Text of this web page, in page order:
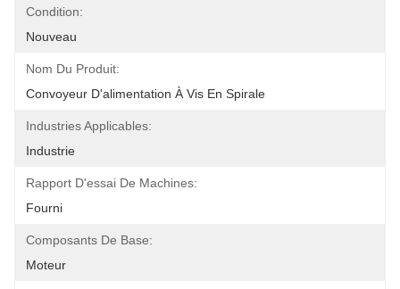
Condition:
Nouveau
Nom Du Produit:
Convoyeur D'alimentation À Vis En Spirale
Industries Applicables:
Industrie
Rapport D'essai De Machines:
Fourni
Composants De Base:
Moteur